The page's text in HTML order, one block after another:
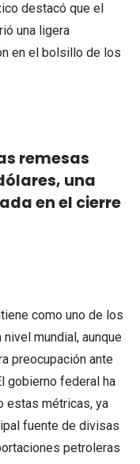
destacó que el
una ligera
en el bolsillo de los
remesas
una
en el cierre
como uno de los
mundial, aunque
preocupación ante
gobierno federal ha
estas métricas, ya
fuente de divisas
petroleras